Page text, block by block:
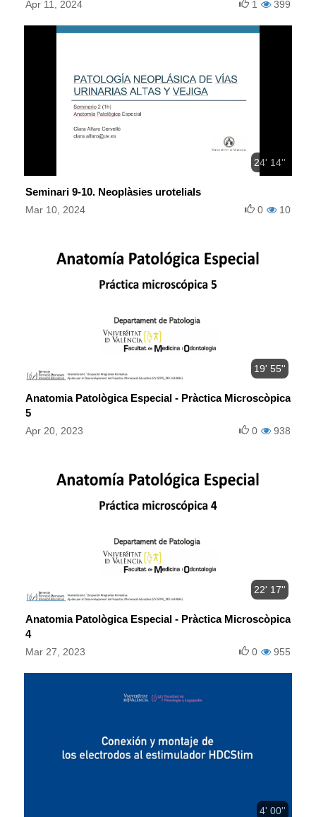
Apr 11, 2024 399
1
24' 14''
Seminari 9-10. Neoplàsies urotelials
Mar 10, 2024 10
0
19' 55''
Anatomia Patològica Especial - Pràctica Microscòpica
5
Apr 20, 2023 938
0
22' 17''
Anatomia Patològica Especial - Pràctica Microscòpica
4
Mar 27, 2023 955
0
4' 00''